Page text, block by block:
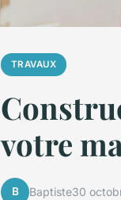
TRAVAUX
votre
B Baptiste30